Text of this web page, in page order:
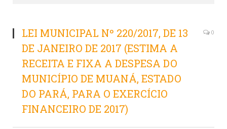
LEI MUNICIPAL Nº 220/2017, DE 13
DE JANEIRO DE 2017 (ESTIMA A
RECEITA E FIXA A DESPESA DO
MUNICÍPIO DE MUANÁ, ESTADO
DO PARÁ, PARA O EXERCÍCIO
FINANCEIRO DE 2017)
0